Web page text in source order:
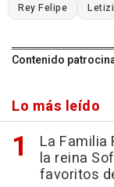
Rey Felipe
Contenido
Lo más leído
La Familia
la reina
favoritos